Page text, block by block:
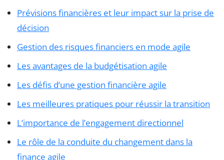
Prévisions financières et leur impact sur la prise de
décision
Gestion des risques financiers en mode agile
Les avantages de la budgétisation agile
Les défis d’une gestion financière agile
Les meilleures pratiques pour réussir la transition
L’importance de l’engagement directionnel
Le rôle de la conduite du changement dans la
finance agile